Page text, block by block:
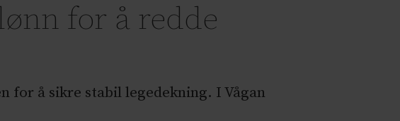
for å redde
for å sikre stabil legedekning. I Vågan